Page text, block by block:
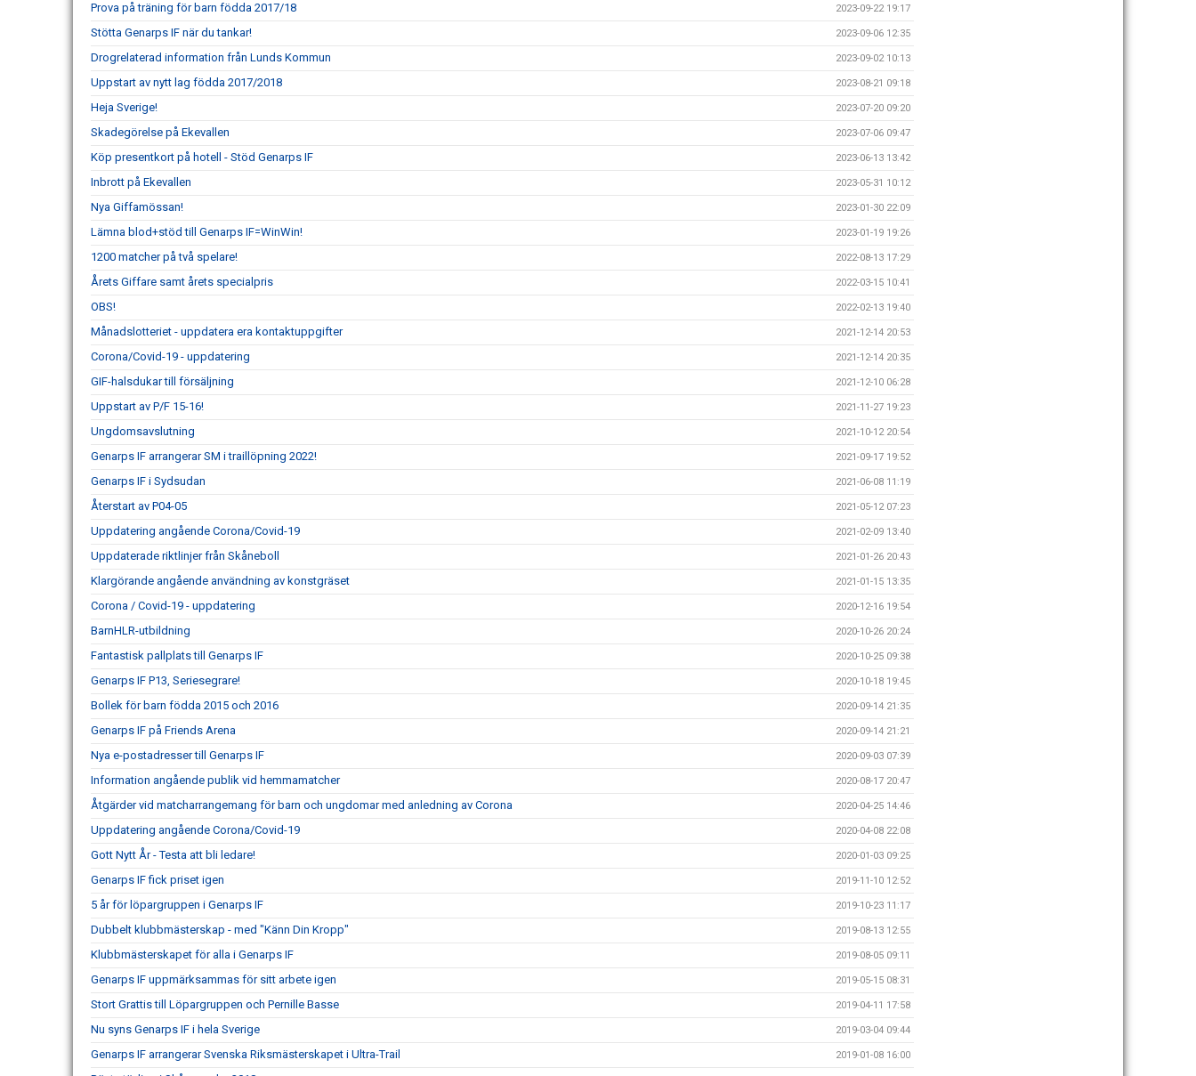
Prova på träning för barn födda 2017/18 2023-09-22 19:17
Stötta Genarps IF när du tankar! 2023-09-06 12:35
Drogrelaterad information från Lunds Kommun 2023-09-02 10:13
Uppstart av nytt lag födda 2017/2018 2023-08-21 09:18
Heja Sverige! 2023-07-20 09:20
Skadegörelse på Ekevallen 2023-07-06 09:47
Köp presentkort på hotell - Stöd Genarps IF 2023-06-13 13:42
Inbrott på Ekevallen 2023-05-31 10:12
Nya Giffamössan! 2023-01-30 22:09
Lämna blod+stöd till Genarps IF=WinWin! 2023-01-19 19:26
1200 matcher på två spelare! 2022-08-13 17:29
Årets Giffare samt årets specialpris 2022-03-15 10:41
OBS! 2022-02-13 19:40
Månadslotteriet - uppdatera era kontaktuppgifter 2021-12-14 20:53
Corona/Covid-19 - uppdatering 2021-12-14 20:35
GIF-halsdukar till försäljning 2021-12-10 06:28
Uppstart av P/F 15-16! 2021-11-27 19:23
Ungdomsavslutning 2021-10-12 20:54
Genarps IF arrangerar SM i traillöpning 2022! 2021-09-17 19:52
Genarps IF i Sydsudan 2021-06-08 11:19
Återstart av P04-05 2021-05-12 07:23
Uppdatering angående Corona/Covid-19 2021-02-09 13:40
Uppdaterade riktlinjer från Skåneboll 2021-01-26 20:43
Klargörande angående användning av konstgräset 2021-01-15 13:35
Corona / Covid-19 - uppdatering 2020-12-16 19:54
BarnHLR-utbildning 2020-10-26 20:24
Fantastisk pallplats till Genarps IF 2020-10-25 09:38
Genarps IF P13, Seriesegrare! 2020-10-18 19:45
Bollek för barn födda 2015 och 2016 2020-09-14 21:35
Genarps IF på Friends Arena 2020-09-14 21:21
Nya e-postadresser till Genarps IF 2020-09-03 07:39
Information angående publik vid hemmamatcher 2020-08-17 20:47
Åtgärder vid matcharrangemang för barn och ungdomar med anledning av Corona 2020-04-25 14:46
Uppdatering angående Corona/Covid-19 2020-04-08 22:08
Gott Nytt År - Testa att bli ledare! 2020-01-03 09:25
Genarps IF fick priset igen 2019-11-10 12:52
5 år för löpargruppen i Genarps IF 2019-10-23 11:17
Dubbelt klubbmästerskap - med "Känn Din Kropp" 2019-08-13 12:55
Klubbmästerskapet för alla i Genarps IF 2019-08-05 09:11
Genarps IF uppmärksammas för sitt arbete igen 2019-05-15 08:31
Stort Grattis till Löpargruppen och Pernille Basse 2019-04-11 17:58
Nu syns Genarps IF i hela Sverige 2019-03-04 09:44
Genarps IF arrangerar Svenska Riksmästerskapet i Ultra-Trail 2019-01-08 16:00